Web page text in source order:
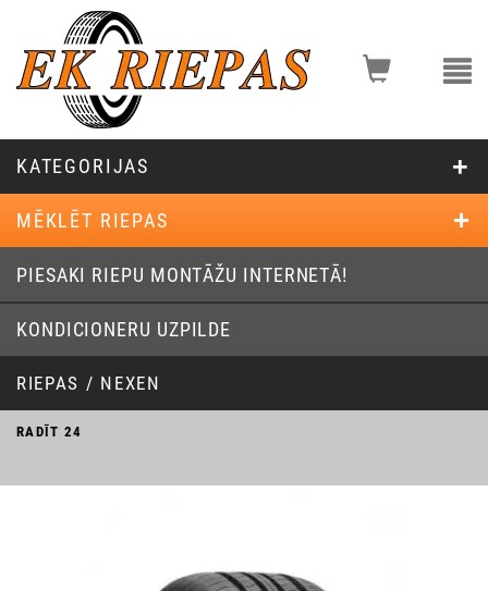
KATEGORIJAS
MĒKLĒT RIEPAS
PIESAKI RIEPU MONTĀŽU INTERNETĀ!
KONDICIONERU UZPILDE
RIEPAS / NEXEN
RADĪT 24